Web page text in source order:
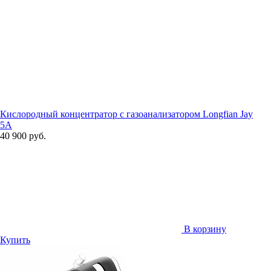
Кислородный концентратор с газоанализатором Longfian Jay
5A
40 900 руб.
В корзину
Купить